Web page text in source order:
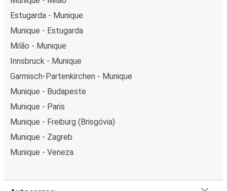
Estugarda - Munique
Munique - Estugarda
Milão - Munique
Innsbruck - Munique
Garmisch-Partenkirchen - Munique
Munique - Budapeste
Munique - Paris
Munique - Freiburg (Brisgóvia)
Munique - Zagreb
Munique - Veneza